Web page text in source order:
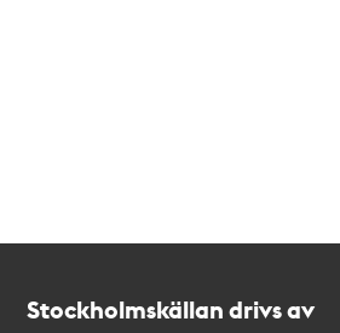
Stockholmskällan drivs av